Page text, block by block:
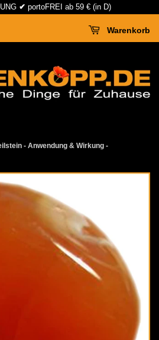
✔ portoFREI ab 59 € (in D)
Warenkorb
- Anwendung & Wirkung -